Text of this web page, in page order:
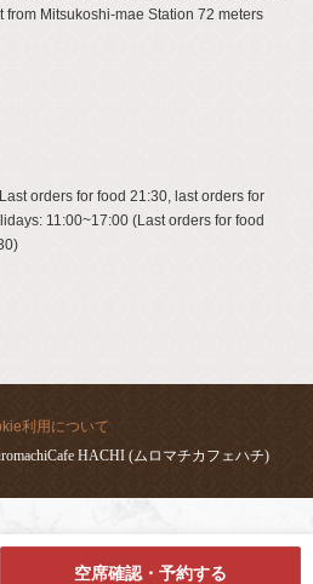
from Mitsukoshi-mae Station 72 meters
orders for food 21:30, last orders for
11:00~17:00 (Last orders for food
利用について
HACHI (ムロマチカフェハチ)
空席確認・予約する